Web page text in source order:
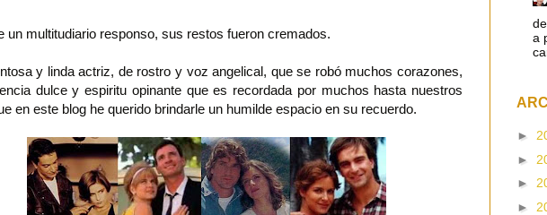
un multitudiario responso, sus restos fueron cremados.
y linda actriz, de rostro y voz angelical, que se robó muchos corazones,
dulce y espiritu opinante que es recordada por muchos hasta nuestros
en este blog he querido brindarle un humilde espacio en su recuerdo.
a
►
►
►
►